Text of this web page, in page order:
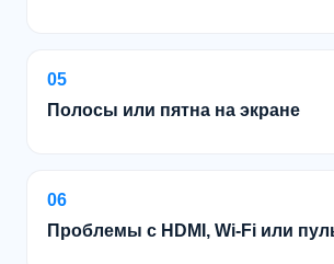
05
Полосы или пятна на экране
06
Проблемы с HDMI, Wi-Fi или